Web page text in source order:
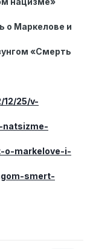
о Маркелове и
«Смерть
25/v-
natsizme-
o-markelove-i-
smert-